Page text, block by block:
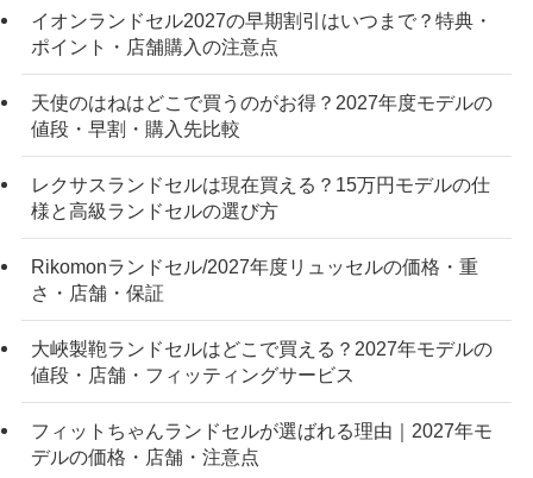
イオンランドセル2027の早期割引はいつまで？特典・
ポイント・店舗購入の注意点
天使のはねはどこで買うのがお得？2027年度モデルの
値段・早割・購入先比較
レクサスランドセルは現在買える？15万円モデルの仕
様と高級ランドセルの選び方
Rikomonランドセル/2027年度リュッセルの価格・重
さ・店舗・保証
大峽製鞄ランドセルはどこで買える？2027年モデルの
値段・店舗・フィッティングサービス
フィットちゃんランドセルが選ばれる理由｜2027年モ
デルの価格・店舗・注意点